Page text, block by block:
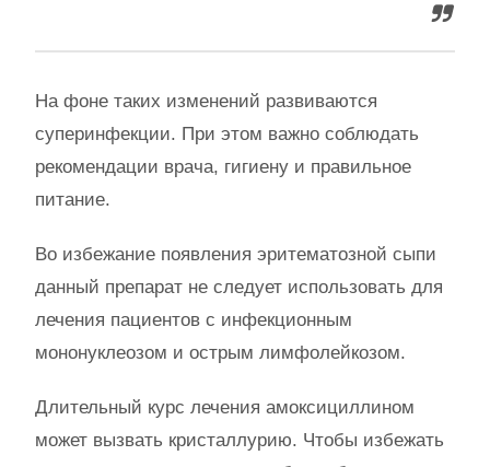
На фоне таких изменений развиваются
суперинфекции. При этом важно соблюдать
рекомендации врача, гигиену и правильное
питание.
Во избежание появления эритематозной сыпи
данный препарат не следует использовать для
лечения пациентов с инфекционным
мононуклеозом и острым лимфолейкозом.
Длительный курс лечения амоксициллином
может вызвать кристаллурию. Чтобы избежать